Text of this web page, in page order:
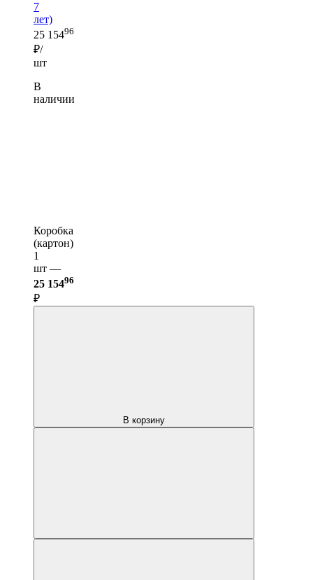
7
лет)
25 15496
₽/
шт
В
наличии
Коробка
(картон)
1
шт —
25 15496
₽
В корзину